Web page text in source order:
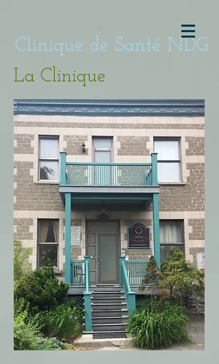
Clinique de Santé NDG
La Clinique